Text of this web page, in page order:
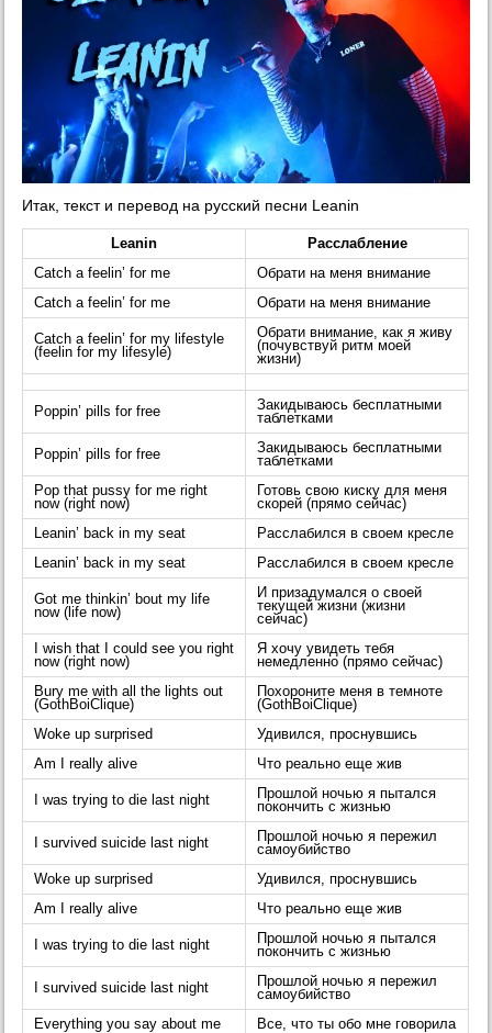
Итак, текст и перевод на русский песни Leanin
Leanin
Расслабление
Catch a feelin’ for me
Обрати на меня внимание
Catch a feelin’ for me
Обрати на меня внимание
Catch a feelin’ for my lifestyle
(feelin for my lifesyle)
Обрати внимание, как я живу
(почувствуй ритм моей
жизни)
Poppin’ pills for free
Закидываюсь бесплатными
таблетками
Poppin’ pills for free
Закидываюсь бесплатными
таблетками
Pop that pussy for me right
now (right now)
Готовь свою киску для меня
скорей (прямо сейчас)
Leanin’ back in my seat
Расслабился в своем кресле
Leanin’ back in my seat
Расслабился в своем кресле
Got me thinkin’ bout my life
now (life now)
И призадумался о своей
текущей жизни (жизни
сейчас)
I wish that I could see you right
now (right now)
Я хочу увидеть тебя
немедленно (прямо сейчас)
Bury me with all the lights out
(GothBoiClique)
Похороните меня в темноте
(GothBoiClique)
Woke up surprised
Удивился, проснувшись
Am I really alive
Что реально еще жив
I was trying to die last night
Прошлой ночью я пытался
покончить с жизнью
I survived suicide last night
Прошлой ночью я пережил
самоубийство
Woke up surprised
Удивился, проснувшись
Am I really alive
Что реально еще жив
I was trying to die last night
Прошлой ночью я пытался
покончить с жизнью
I survived suicide last night
Прошлой ночью я пережил
самоубийство
Everything you say about me
Все, что ты обо мне говорила